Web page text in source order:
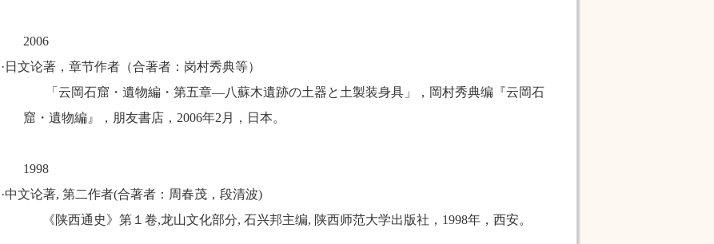
2006
·日文论著，章节作者（合著者：岗村秀典等）
「云岡石窟 ・ 遺物編 ・ 第五章―八蘇木遺跡の土器と土製装身具」，岡村秀典编『云岡石
窟 ・ 遺物編』，朋友書店， 2006年2 月，日本。
1998
·中文论著, 第二作者(合著者：周春茂，段清波)
《陕西通史》第１卷,龙山文化部分, 石兴邦主编, 陕西师范大学出版社， 1998年，西安。